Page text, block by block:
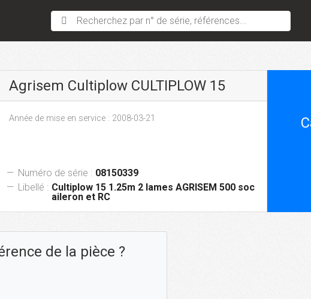
Recherchez par n° de série, références...
Agrisem Cultiplow CULTIPLOW 15
Année de mise en service : 2008-03-21
Numéro de série : 08150339
Libellé : Cultiplow 15 1.25m 2 lames AGRISEM 500 soc
aileron et RC
de la pièce ?